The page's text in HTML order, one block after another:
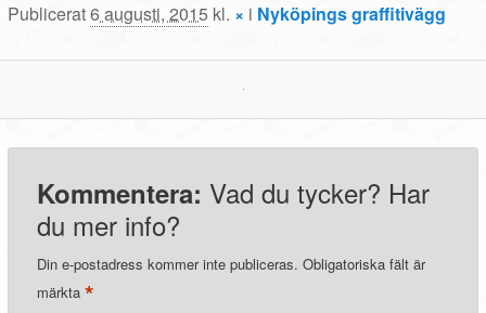
Publicerat6 augusti, 2015 kl. × i Nyköpings graffitivägg
Kommentera: Vad du tycker? Har
du mer info?
Din e-postadress kommer inte publiceras. Obligatoriska fält är
märkta*